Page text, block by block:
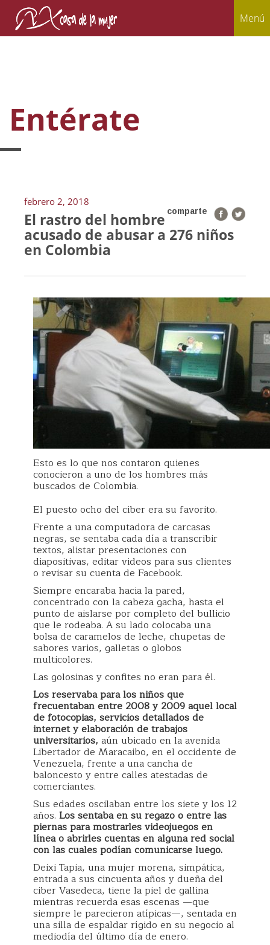
Menú
Entérate
febrero 2, 2018
comparte
El rastro del hombre
acusado de abusar a 276 niños
en Colombia
Esto es lo que nos contaron quienes
conocieron a uno de los hombres más
buscados de Colombia.
El puesto ocho del ciber era su favorito.
Frente a una computadora de carcasas
negras, se sentaba cada día a transcribir
textos, alistar presentaciones con
diapositivas, editar videos para sus clientes
o revisar su cuenta de Facebook.
Siempre encaraba hacia la pared,
concentrado con la cabeza gacha, hasta el
punto de aislarse por completo del bullicio
que le rodeaba. A su lado colocaba una
bolsa de caramelos de leche, chupetas de
sabores varios, galletas o globos
multicolores.
Las golosinas y confites no eran para él.
Los reservaba para los niños que
frecuentaban entre 2008 y 2009 aquel local
de fotocopias, servicios detallados de
internet y elaboración de trabajos
universitarios, aún ubicado en la avenida
Libertador de Maracaibo, en el occidente de
Venezuela, frente a una cancha de
baloncesto y entre calles atestadas de
comerciantes.
Sus edades oscilaban entre los siete y los 12
años. Los sentaba en su regazo o entre las
piernas para mostrarles videojuegos en
línea o abrirles cuentas en alguna red social
con las cuales podían comunicarse luego.
Deixi Tapia, una mujer morena, simpática,
entrada a sus cincuenta años y dueña del
ciber Vasedeca, tiene la piel de gallina
mientras recuerda esas escenas —que
siempre le parecieron atípicas—, sentada en
una silla de espaldar rígido en su negocio al
mediodía del último día de enero.